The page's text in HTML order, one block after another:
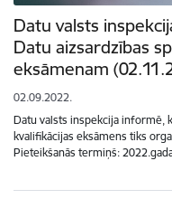
Datu valsts
Datu aizsardzības
eksāmenam
02.09.2022.
Datu valsts inspekcija informē,
kvalifikācijas eksāmens tiks
Pieteikšanās termiņš: